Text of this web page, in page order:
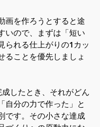
画を作ろうとすると途
いので、まずは「短い
られる仕上がりの1カッ
ることを優先しましょ
したとき、それがどん
自分の力で作った」と
です。その小さな達成